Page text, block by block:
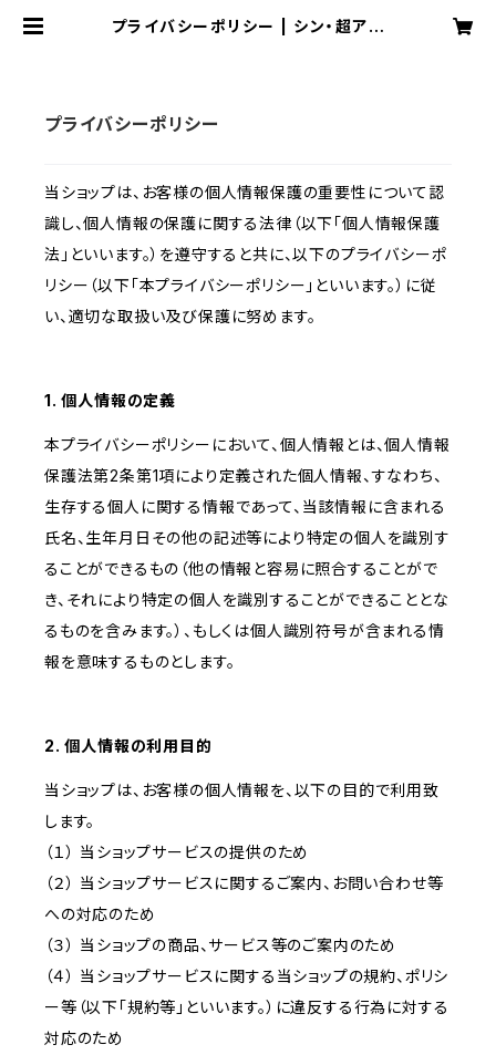
プライバシーポリシー | シン・超アイ
プライバシーポリシー
当ショップは、お客様の個人情報保護の重要性について認
識し、個人情報の保護に関する法律（以下「個人情報保護
法」といいます。）を遵守すると共に、以下のプライバシーポ
リシー（以下「本プライバシーポリシー」といいます。）に従
い、適切な取扱い及び保護に努めます。
1. 個人情報の定義
本プライバシーポリシーにおいて、個人情報とは、個人情報
保護法第2条第1項により定義された個人情報、すなわち、
生存する個人に関する情報であって、当該情報に含まれる
氏名、生年月日その他の記述等により特定の個人を識別す
ることができるもの（他の情報と容易に照合することがで
き、それにより特定の個人を識別することができることとな
るものを含みます。）、もしくは個人識別符号が含まれる情
報を意味するものとします。
2. 個人情報の利用目的
当ショップは、お客様の個人情報を、以下の目的で利用致
します。
（１） 当ショップサービスの提供のため
（２） 当ショップサービスに関するご案内、お問い合わせ等
への対応のため
（３） 当ショップの商品、サービス等のご案内のため
（４） 当ショップサービスに関する当ショップの規約、ポリシ
ー等（以下「規約等」といいます。）に違反する行為に対する
対応のため